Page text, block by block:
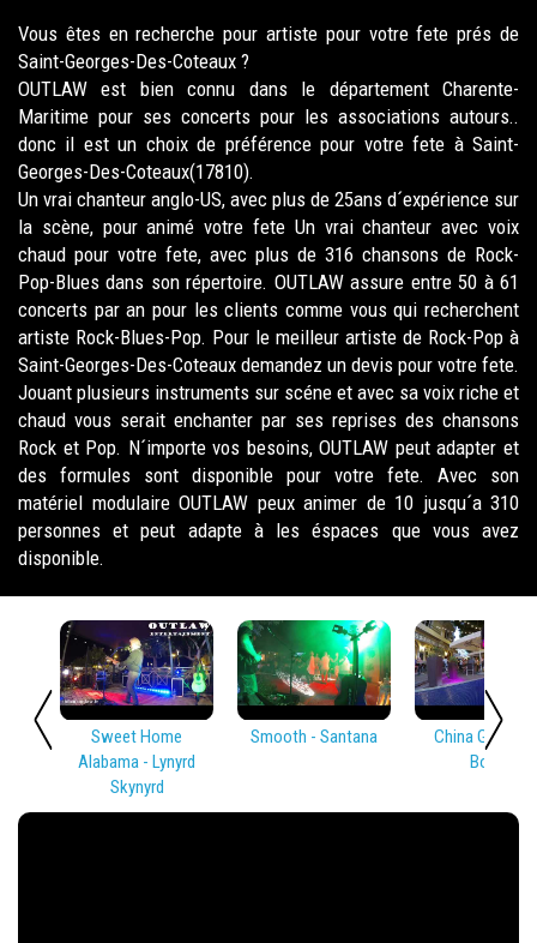
Vous êtes en recherche pour artiste pour votre fete prés de
Saint-Georges-Des-Coteaux ?
OUTLAW est bien connu dans le département Charente-
Maritime pour ses concerts pour les associations autours..
donc il est un choix de préférence pour votre fete à Saint-
Georges-Des-Coteaux(17810).
Un vrai chanteur anglo-US, avec plus de 25ans d´expérience sur
la scène, pour animé votre fete Un vrai chanteur avec voix
chaud pour votre fete, avec plus de 316 chansons de Rock-
Pop-Blues dans son répertoire. OUTLAW assure entre 50 à 61
concerts par an pour les clients comme vous qui recherchent
artiste Rock-Blues-Pop. Pour le meilleur artiste de Rock-Pop à
Saint-Georges-Des-Coteaux demandez un devis pour votre fete.
Jouant plusieurs instruments sur scéne et avec sa voix riche et
chaud vous serait enchanter par ses reprises des chansons
Rock et Pop. N´importe vos besoins, OUTLAW peut adapter et
des formules sont disponible pour votre fete. Avec son
matériel modulaire OUTLAW peux animer de 10 jusqu´a 310
personnes et peut adapte à les éspaces que vous avez
disponible.
Sweet Home
Alabama - Lynyrd
Skynyrd
Smooth - Santana
China Girl -
Bowie